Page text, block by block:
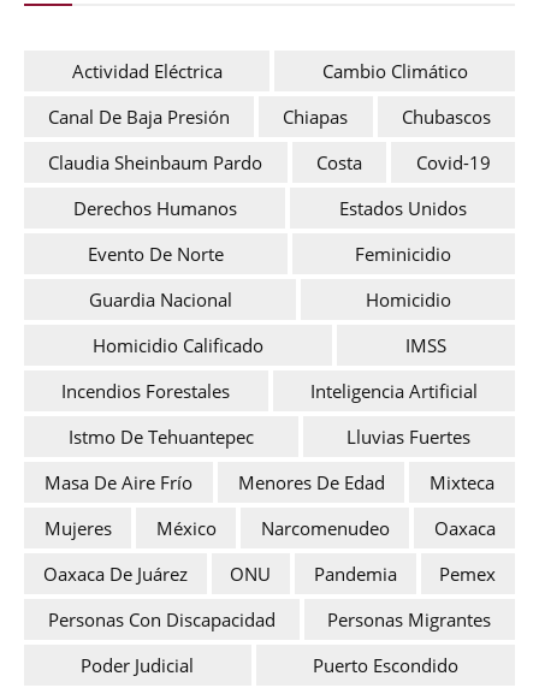
Actividad Eléctrica
Cambio Climático
Canal De Baja Presión
Chiapas
Chubascos
Claudia Sheinbaum Pardo
Costa
Covid-19
Derechos Humanos
Estados Unidos
Evento De Norte
Feminicidio
Guardia Nacional
Homicidio
Homicidio Calificado
IMSS
Incendios Forestales
Inteligencia Artificial
Istmo De Tehuantepec
Lluvias Fuertes
Masa De Aire Frío
Menores De Edad
Mixteca
Mujeres
México Narcomenudeo
Oaxaca
Oaxaca De Juárez
ONU Pandemia
Pemex
Personas Con Discapacidad
Personas Migrantes
Poder Judicial
Puerto Escondido